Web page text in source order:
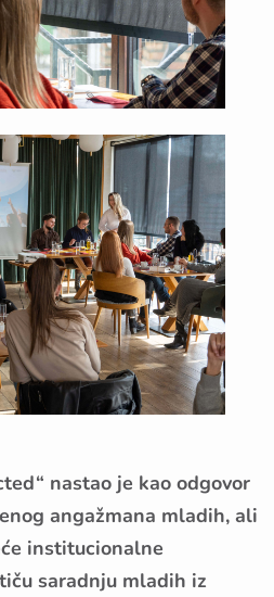
nastao je kao odgovor
angažmana mladih, ali
institucionalne
saradnju mladih iz